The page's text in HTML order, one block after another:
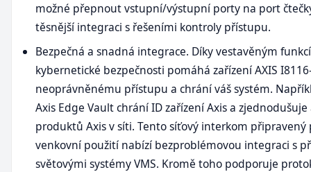
možné přepnout vstupní/výstupní porty na port
těsnější integraci s řešeními kontroly přístupu.
Bezpečná a snadná integrace. Díky vestavěným
kybernetické bezpečnosti pomáhá zařízení AXIS
neoprávněnému přístupu a chrání váš systém.
Axis Edge Vault chrání ID zařízení Axis a
produktů Axis v síti. Tento síťový interkom připravený
venkovní použití nabízí bezproblémovou integraci s
světovými systémy VMS. Kromě toho podporuje